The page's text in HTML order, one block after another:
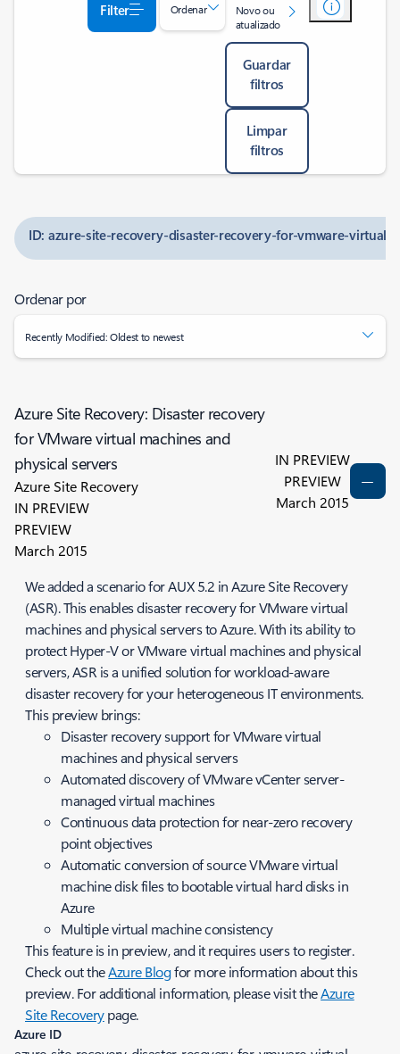
Filter Ordenar
Novo ou
atualizado
Guardar
filtros
Limpar
filtros
ID: azure-site-recovery-disaster-recovery-for-vmware-virtual-
Ordenar por
Recently Modified: Oldest to newest
Azure Site Recovery: Disaster recovery
for VMware virtual machines and
physical servers
Azure Site Recovery
IN PREVIEW
PREVIEW
March 2015
IN PREVIEW
PREVIEW
March 2015
We added a scenario for AUX 5.2 in Azure Site Recovery
(ASR). This enables disaster recovery for VMware virtual
machines and physical servers to Azure. With its ability to
protect Hyper-V or VMware virtual machines and physical
servers, ASR is a unified solution for workload-aware
disaster recovery for your heterogeneous IT environments.
This preview brings:
Disaster recovery support for VMware virtual
machines and physical servers
Automated discovery of VMware vCenter server-
managed virtual machines
Continuous data protection for near-zero recovery
point objectives
Automatic conversion of source VMware virtual
machine disk files to bootable virtual hard disks in
Azure
Multiple virtual machine consistency
This feature is in preview, and it requires users to register.
Check out theAzure Blogfor more information about this
preview. For additional information, please visit theAzure
Site Recoverypage.
Azure ID